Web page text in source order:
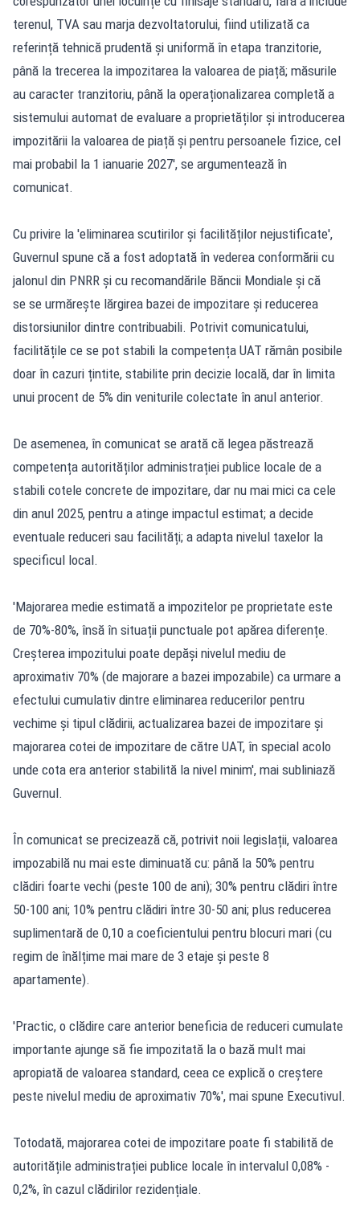
terenul, TVA sau marja dezvoltatorului, fiind utilizată ca
referință tehnică prudentă și uniformă în etapa tranzitorie,
până la trecerea la impozitarea la valoarea de piață; măsurile
au caracter tranzitoriu, până la operaționalizarea completă a
sistemului automat de evaluare a proprietăților și introducerea
impozitării la valoarea de piață și pentru persoanele fizice, cel
mai probabil la 1 ianuarie 2027', se argumentează în
comunicat.
Cu privire la 'eliminarea scutirilor și facilităților nejustificate',
Guvernul spune că a fost adoptată în vederea conformării cu
jalonul din PNRR și cu recomandările Băncii Mondiale și că
se se urmărește lărgirea bazei de impozitare și reducerea
distorsiunilor dintre contribuabili. Potrivit comunicatului,
facilitățile ce se pot stabili la competența UAT rămân posibile
doar în cazuri țintite, stabilite prin decizie locală, dar în limita
unui procent de 5% din veniturile colectate în anul anterior.
De asemenea, în comunicat se arată că legea păstrează
competența autorităților administrației publice locale de a
stabili cotele concrete de impozitare, dar nu mai mici ca cele
din anul 2025, pentru a atinge impactul estimat; a decide
eventuale reduceri sau facilități; a adapta nivelul taxelor la
specificul local.
'Majorarea medie estimată a impozitelor pe proprietate este
de 70%-80%, însă în situații punctuale pot apărea diferențe.
Creșterea impozitului poate depăși nivelul mediu de
aproximativ 70% (de majorare a bazei impozabile) ca urmare a
efectului cumulativ dintre eliminarea reducerilor pentru
vechime și tipul clădirii, actualizarea bazei de impozitare și
majorarea cotei de impozitare de către UAT, în special acolo
unde cota era anterior stabilită la nivel minim', mai subliniază
Guvernul.
În comunicat se precizează că, potrivit noii legislații, valoarea
impozabilă nu mai este diminuată cu: până la 50% pentru
clădiri foarte vechi (peste 100 de ani); 30% pentru clădiri între
50-100 ani; 10% pentru clădiri între 30-50 ani; plus reducerea
suplimentară de 0,10 a coeficientului pentru blocuri mari (cu
regim de înălțime mai mare de 3 etaje și peste 8
apartamente).
'Practic, o clădire care anterior beneficia de reduceri cumulate
importante ajunge să fie impozitată la o bază mult mai
apropiată de valoarea standard, ceea ce explică o creștere
peste nivelul mediu de aproximativ 70%', mai spune Executivul.
Totodată, majorarea cotei de impozitare poate fi stabilită de
autoritățile administrației publice locale în intervalul 0,08% -
0,2%, în cazul clădirilor rezidențiale.